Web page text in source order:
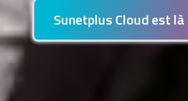
Sunetplus Cloud est là